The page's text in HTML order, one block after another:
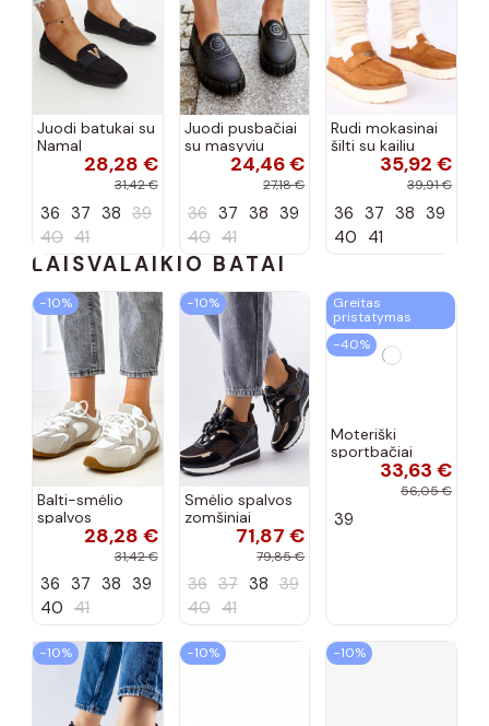
Juodi batukai su
Namal
dekoracija28,28 €
31,42 €
36 37 38 39
40 41
Juodi pusbačiai
su masyviu
padu Teska24,46 €
27,18 €
36 37 38 39
40 41
Rudi mokasinai
šilti su kailiu
35,92 €
39,91 €
36 37 38 39
40 41
LAISVALAIKIO BATAI
−10%
Balti-smėlio
spalvos
sportiniai
Casey
28,28 €
31,42 €
36 37 38 39
40 41
−10%
Smėlio spalvos
zomšiniai
sportiniai
bateliai, „Karino"
71,87 €
79,85 €
36 37 38 39
40 41
Greitas
pristatymas
−40%
sportbačiai
−10% −10% −10%